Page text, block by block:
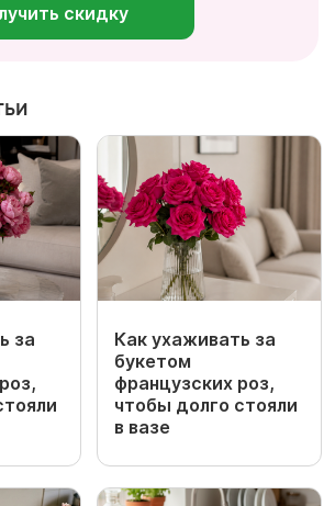
скидку
за
Как ухаживать за
букетом
французских роз,
чтобы долго стояли
в вазе